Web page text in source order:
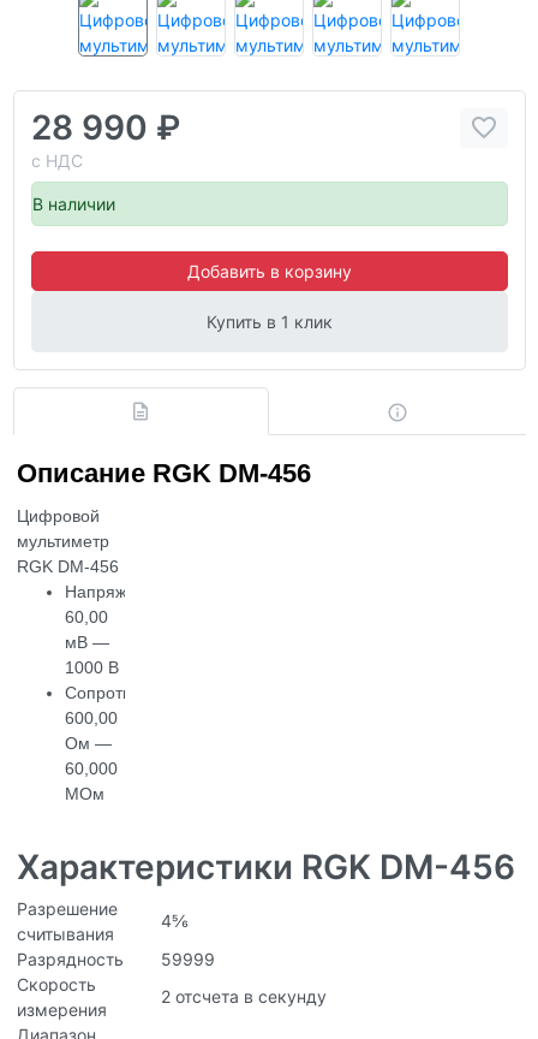
28 990 ₽
с НДС
В наличии
Добавить в корзину
Купить в 1 клик
Описание RGK DM-456
Цифровой
мультиметр
RGK DM-456
Напряжение:
60,00
мВ —
1000 В
Сопротивление:
600,00
Ом —
60,000
МОм
Характеристики RGK DM-456
Разрешение
считывания
4⅚
Разрядность
59999
Скорость
измерения
2 отсчета в секунду
Диапазон